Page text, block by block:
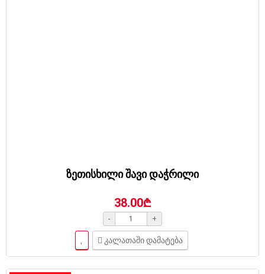
ზეთისხილი შავი დაჭრილი
38.00₾
- +
კალათაში დამატება